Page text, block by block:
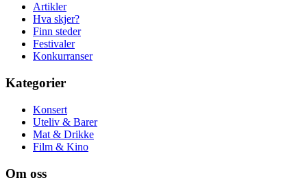
Artikler
Hva skjer?
Finn steder
Festivaler
Konkurranser
Kategorier
Konsert
Uteliv & Barer
Mat & Drikke
Film & Kino
Om oss